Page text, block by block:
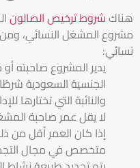
هناكشروط ترخيص الصالون
مشروع المشغل النسائي، ومن
نسائي:
يدير المشروع صاحبته
الجنسية السعودية
والنائبة التي تختارها
لا يقل عمر صاحبة المشغل
إذا كان العمر أقل من
متخصص في مجال